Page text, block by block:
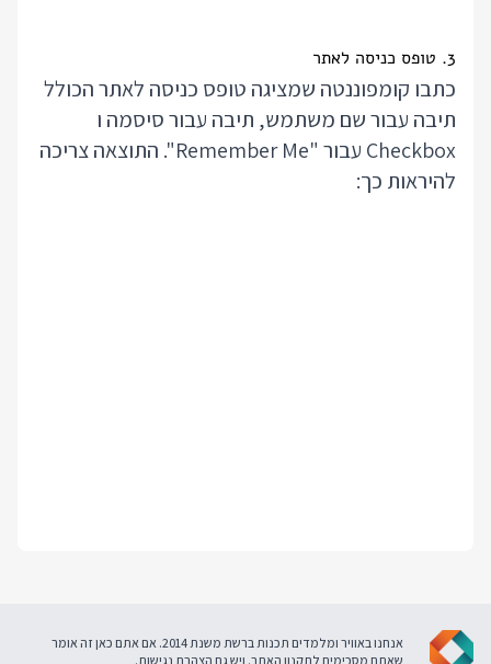
3. טופס כניסה לאתר
כתבו קומפוננטה שמציגה טופס כניסה לאתר הכולל
תיבה עבור שם משתמש, תיבה עבור סיסמה ו
Checkbox עבור "Remember Me". התוצאה צריכה
להיראות כך:
אנחנו באוויר ומלמדים תכנות ברשת משנת 2014. אם אתם כאן זה אומר
שאתם מסכימים לתקנון האתר. ויש גם הצהרת נגישות.